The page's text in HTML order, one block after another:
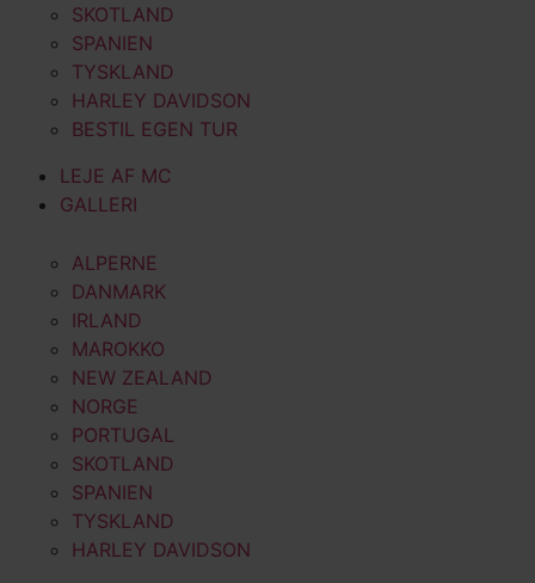
SKOTLAND
SPANIEN
TYSKLAND
HARLEY DAVIDSON
BESTIL EGEN TUR
LEJE AF MC
GALLERI
ALPERNE
DANMARK
IRLAND
MAROKKO
NEW ZEALAND
NORGE
PORTUGAL
SKOTLAND
SPANIEN
TYSKLAND
HARLEY DAVIDSON